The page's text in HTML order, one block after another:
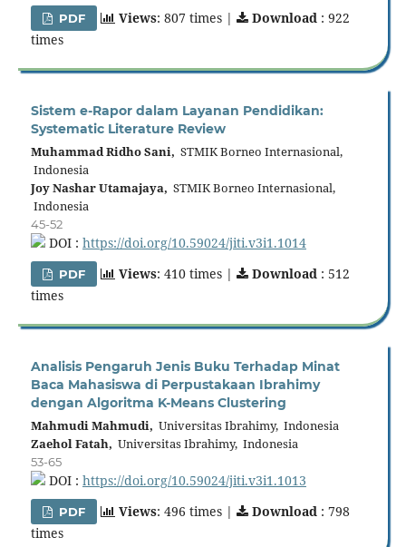
PDF Views: 807 times | Download : 922
times
Sistem e-Rapor dalam Layanan Pendidikan:
Systematic Literature Review
Muhammad Ridho Sani, STMIK Borneo Internasional,
Indonesia
Joy Nashar Utamajaya, STMIK Borneo Internasional,
Indonesia
45-52
DOI : https://doi.org/10.59024/jiti.v3i1.1014
PDF Views: 410 times | Download : 512
times
Analisis Pengaruh Jenis Buku Terhadap Minat
Baca Mahasiswa di Perpustakaan Ibrahimy
dengan Algoritma K-Means Clustering
Mahmudi Mahmudi, Universitas Ibrahimy, Indonesia
Zaehol Fatah, Universitas Ibrahimy, Indonesia
53-65
DOI : https://doi.org/10.59024/jiti.v3i1.1013
PDF Views: 496 times | Download : 798
times